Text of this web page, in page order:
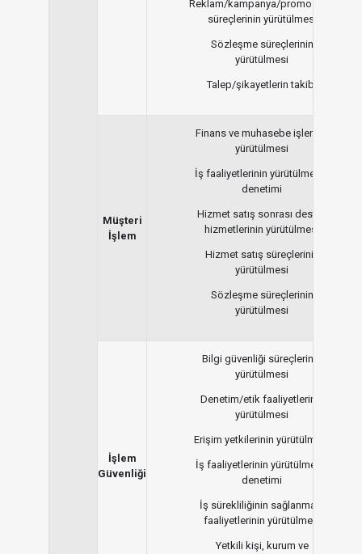
Reklam/kampanya/promosyon
süreçlerinin yürütülmesi
Sözleşme süreçlerinin
yürütülmesi
Talep/şikayetlerin takibi
Müşteri
İşlem
Finans ve muhasebe işlerinin
yürütülmesi
İş faaliyetlerinin yürütülmesi /
denetimi
Hizmet satış sonrası destek
hizmetlerinin yürütülmesi
Hizmet satış süreçlerinin
yürütülmesi
Sözleşme süreçlerinin
yürütülmesi
İşlem
Güvenliği
Bilgi güvenliği süreçlerinin
yürütülmesi
Denetim/etik faaliyetlerinin
yürütülmesi
Erişim yetkilerinin yürütülmesi
İş faaliyetlerinin yürütülmesi/
denetimi
İş sürekliliğinin sağlanması
faaliyetlerinin yürütülmesi
Yetkili kişi, kurum ve